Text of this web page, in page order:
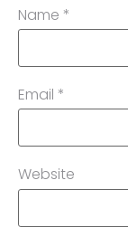
Name *
Email *
Website